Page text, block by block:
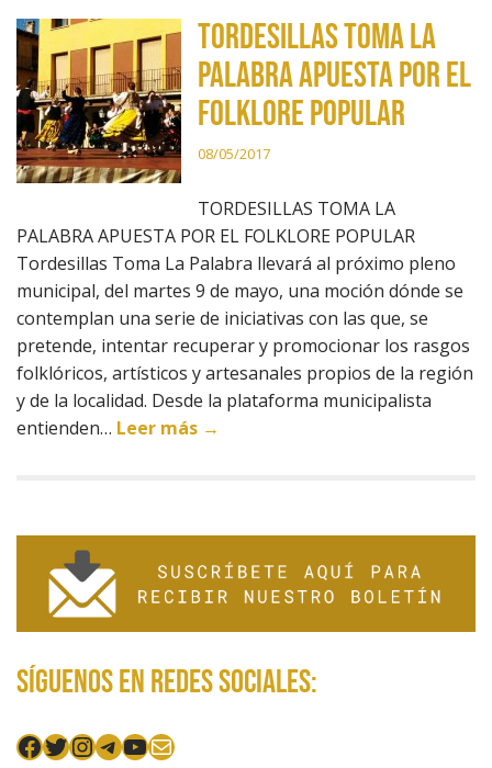
TORDESILLAS TOMA LA
PALABRA APUESTA POR EL
FOLKLORE POPULAR
08/05/2017
TORDESILLAS TOMA LA
PALABRA APUESTA POR EL FOLKLORE POPULAR
Tordesillas Toma La Palabra llevará al próximo pleno
municipal, del martes 9 de mayo, una moción dónde se
contemplan una serie de iniciativas con las que, se
pretende, intentar recuperar y promocionar los rasgos
folklóricos, artísticos y artesanales propios de la región
y de la localidad. Desde la plataforma municipalista
entienden… Leer más →
Síguenos en redes sociales:
Facebook
Twitter
Instagram
Telegram
YouTube
Mail